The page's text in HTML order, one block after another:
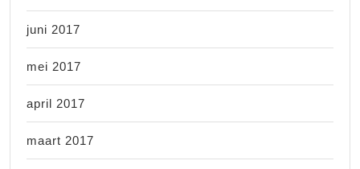
juni 2017
mei 2017
april 2017
maart 2017